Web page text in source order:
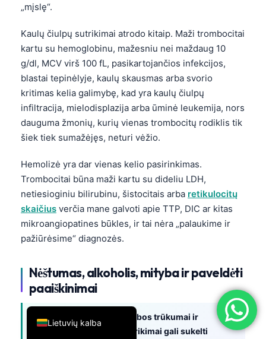
„mįslę“.
Kaulų čiulpų sutrikimai atrodo kitaip. Maži trombocitai
kartu su hemoglobinu, mažesniu nei maždaug 10
g/dl, MCV virš 100 fL, pasikartojančios infekcijos,
blastai tepinėlyje, kaulų skausmas arba svorio
kritimas kelia galimybę, kad yra kaulų čiulpų
infiltracija, mielodisplazija arba ūminė leukemija, nors
dauguma žmonių, kurių vienas trombocitų rodiklis tik
šiek tiek sumažėjęs, neturi vėžio.
Hemolizė yra dar vienas kelio pasirinkimas.
Trombocitai būna maži kartu su dideliu LDH,
netiesioginiu bilirubinu, šistocitais arba retikulocitų
skaičius verčia mane galvoti apie TTP, DIC ar kitas
mikroangiopatines būkles, ir tai nėra „palaukime ir
pažiūrėsime“ diagnozės.
Nėštumas, alkoholis, mityba ir paveldėti
paaiškinimai
Nėštumas, alkoholis, mitybos trūkumai ir
paveldimi trombocitų sutrikimai gali sukelti
Lietuvių kalba
Deutsch
Français
עִבְרִית
Italiano
Español
Português
Türkçe
Română
简体中文
فارسی
Български
Dansk
Nederlands